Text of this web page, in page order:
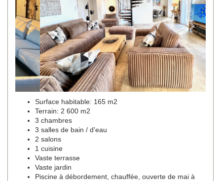
Surface habitable: 165 m2
Terrain: 2 600 m2
3 chambres
3 salles de bain / d'eau
2 salons
1 cuisine
Vaste terrasse
Vaste jardin
Piscine à débordement, chauffée, ouverte de mai à